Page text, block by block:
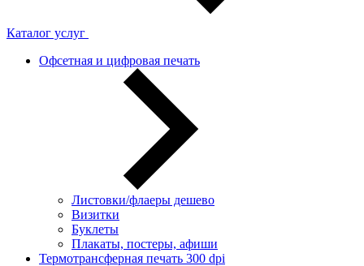
Каталог услуг
Офсетная и цифровая печать
Листовки/флаеры дешево
Визитки
Буклеты
Плакаты, постеры, афиши
Термотрансферная печать 300 dpi